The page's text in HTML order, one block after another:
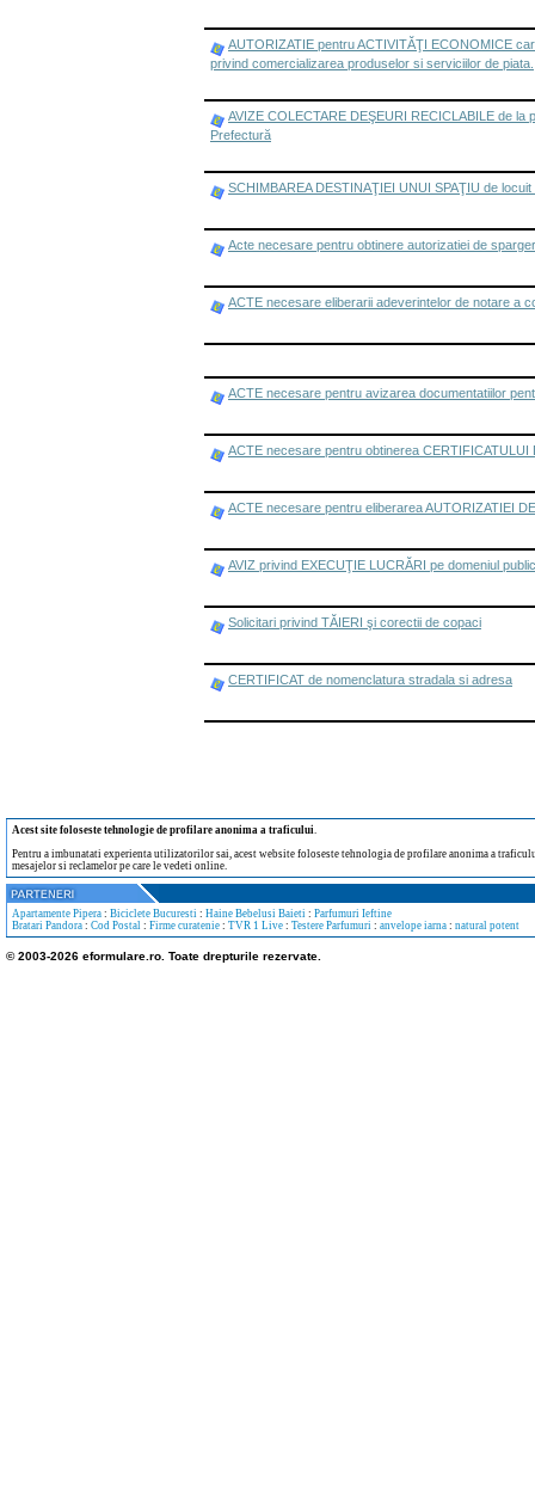
AUTORIZATIE pentru ACTIVITĂŢI ECONOMICE
privind comercializarea produselor si serviciilor de piata.
AVIZE COLECTARE DEŞEURI RECICLABILE de
Prefectură
SCHIMBAREA DESTINAŢIEI UNUI SPAŢIU de
Acte necesare pentru obtinere autorizatiei de
ACTE necesare eliberarii adeverintelor de notare a
ACTE necesare pentru avizarea documentatiilor
ACTE necesare pentru obtinerea CERTIFICATULUI
ACTE necesare pentru eliberarea AUTORIZATIEI
AVIZ privind EXECUŢIE LUCRĂRI pe domeniul public
Solicitari privind TĂIERI şi corectii de copaci
CERTIFICAT de nomenclatura stradala si adresa
Acest site foloseste tehnologie de profilare anonima a traficului.
Pentru a imbunatati experienta utilizatorilor sai, acest website foloseste tehnologia de profilare anonima a
mesajelor si reclamelor pe care le vedeti online.
Apartamente Pipera : Biciclete Bucuresti : Haine Bebelusi Baieti : Parfumuri Ieftine
Bratari Pandora : Cod Postal : Firme curatenie : TVR 1 Live : Testere Parfumuri : anvelope iarna : natural potent
© 2003-2026 eformulare.ro. Toate drepturile rezervate.